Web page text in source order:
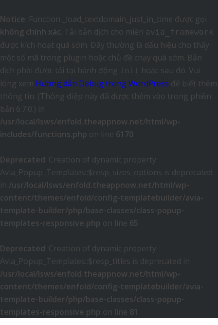
Notice: Function _load_textdomain_just_in_time được gọi
không chính xác. Tải bản dịch cho miền avia_framework
được kích hoạt quá sớm. Đây thường là dấu hiệu cho thấy
một số mã trong plugin hoặc chủ đề chạy quá sớm. Bản
dịch phải được tải tại hành động init hoặc sau đó. Vui
lòng xem Hướng dẫn Debug trong WordPress để biết thêm
thông tin. (Thông điệp này đã được thêm vào trong phiên
bản 6.7.0.) in
/usr/local/lsws/enfold.theappnow.net/html/wp-
includes/functions.php on line 6170
Deprecated: Creation of dynamic property
Avia_Popup_Templates::$resp_sizes_options is deprecated
in /usr/local/lsws/enfold.theappnow.net/html/wp-
content/themes/enfold/config-templatebuilder/avia-
template-builder/php/base-classes/class-popup-
templates-responsive.php on line 65
Deprecated: Creation of dynamic property
Avia_Popup_Templates::$resp_titles is deprecated in
/usr/local/lsws/enfold.theappnow.net/html/wp-
content/themes/enfold/config-templatebuilder/avia-
template-builder/php/base-classes/class-popup-
templates-responsive.php on line 81